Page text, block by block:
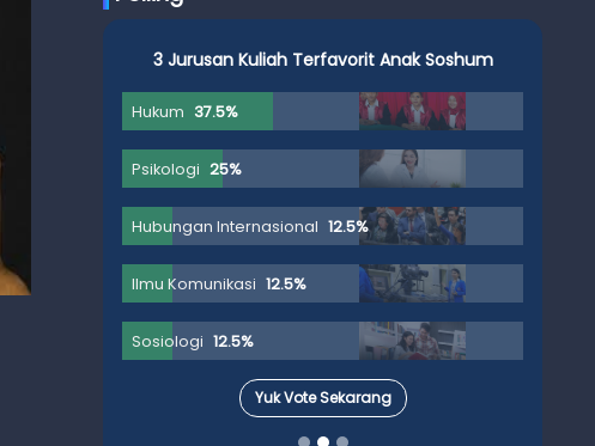
3 Jurusan Kuliah Terfavorit Anak Soshum
Hukum 37.5%
Psikologi 25%
Hubungan Internasional 12.5%
Ilmu Komunikasi 12.5%
Sosiologi 12.5%
Yuk Vote Sekarang